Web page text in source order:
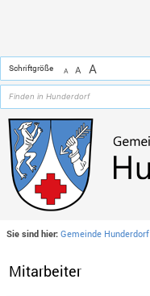
Schriftgröße A A A
Sie sind hier: Gemeinde Hunderdorf
Mitarbeiter